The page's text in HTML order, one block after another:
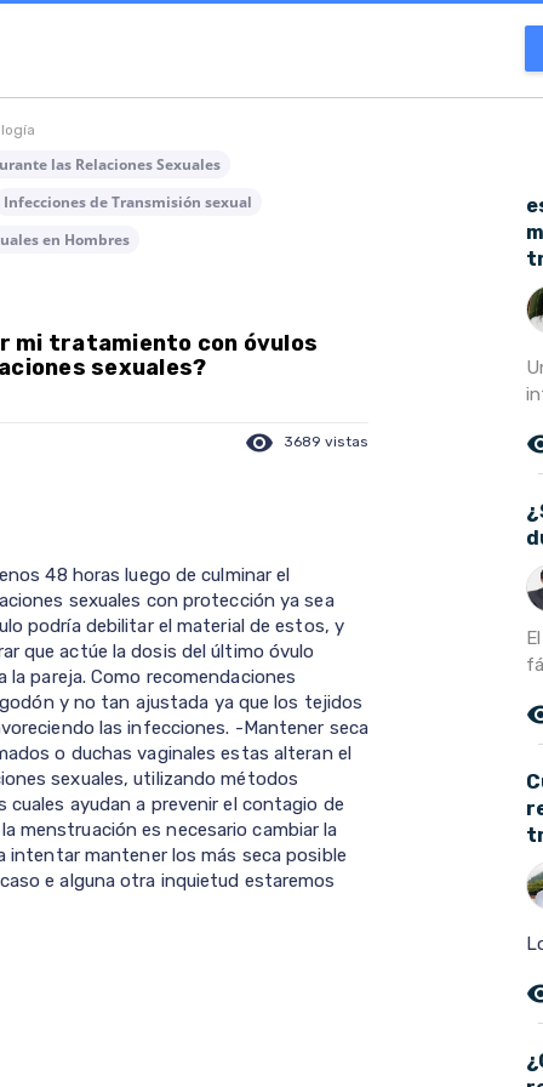
las Relaciones Sexuales
Infecciones de Transmisión sexual
en Hombres
mi tratamiento con óvulos
sexuales?
visibility 3689 vistas
48 horas luego de culminar el
sexuales con protección ya sea
podría debilitar el material de estos, y
que actúe la dosis del último óvulo
pareja. Como recomendaciones
y no tan ajustada ya que los tejidos
las infecciones. -Mantener seca
o duchas vaginales estas alteran el
sexuales, utilizando métodos
ayudan a prevenir el contagio de
menstruación es necesario cambiar la
intentar mantener los más seca posible
e alguna otra inquietud estaremos